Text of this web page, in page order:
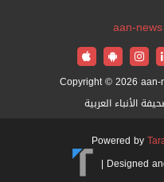
Copyright © 2026 aan-
الأنباء العربية
Powered by
Designed
|